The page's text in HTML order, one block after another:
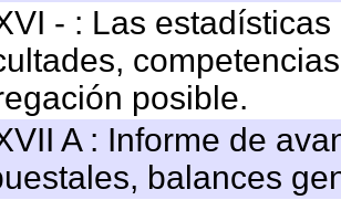
- : Las
posible.
A : Informe de
balances